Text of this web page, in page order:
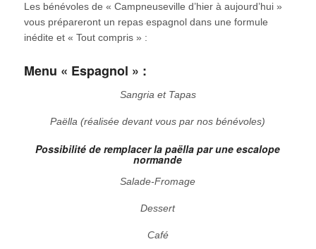
Les bénévoles de « Campneuseville d’hier à aujourd’hui »
vous prépareront un repas espagnol dans une formule
inédite et « Tout compris » :
Menu « Espagnol » :
Sangria et Tapas
Paëlla (réalisée devant vous par nos bénévoles)
Possibilité de remplacer la paëlla par une escalope
normande
Salade-Fromage
Dessert
Café